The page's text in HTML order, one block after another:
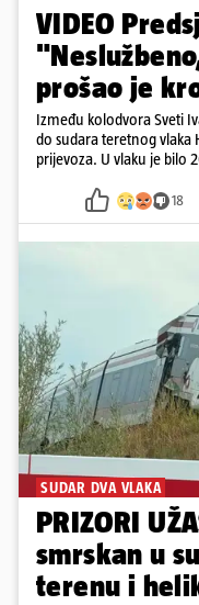
VIDEO
prošao je
Između kolodvora Sveti
do sudara teretnog vlaka
prijevoza. U vlaku je bilo
18
SUDAR DVA VLAKA
PRIZORI
smrskan u
terenu i